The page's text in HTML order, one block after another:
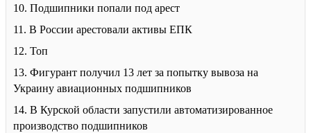
10. Подшипники попали под арест
11. В России арестовали активы ЕПК
12. Топ
13. Фигурант получил 13 лет за попытку вывоза на
Украину авиационных подшипников
14. В Курской области запустили автоматизированное
производство подшипников